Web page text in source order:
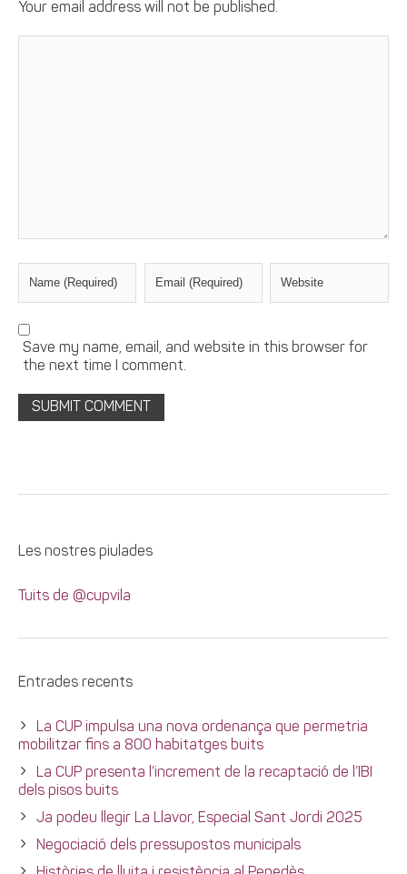
Your email address will not be published.
Save my name, email, and website in this browser for
the next time I comment.
Les nostres piulades
Tuits de @cupvila
Entrades recents
La CUP impulsa una nova ordenança que permetria
mobilitzar fins a 800 habitatges buits
La CUP presenta l’increment de la recaptació de l’IBI
dels pisos buits
Ja podeu llegir La Llavor, Especial Sant Jordi 2025
Negociació dels pressupostos municipals